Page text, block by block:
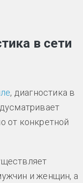
в сети
, диагностика в
от конкретной
и женщин, а